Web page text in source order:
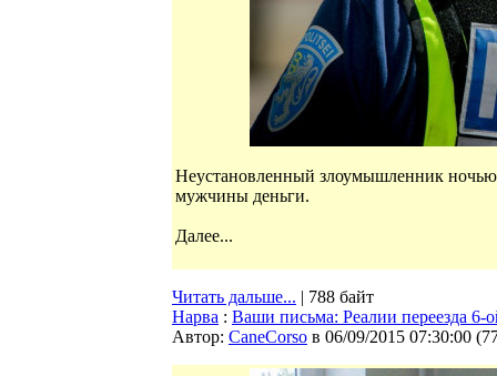
Неустановленный злоумышленник ночью
мужчины деньги.
Далее...
Читать дальше... | 788 байт
Нарва : Ваши письма: Реалии переезда
Автор: CaneCorso в 06/09/2015 07:30:00 (